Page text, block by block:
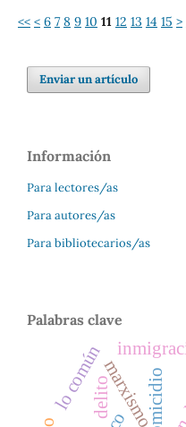
<< < 6 7 8 9 10 11 12 13 14 15 >
Enviar un artículo
Información
Para lectores/as
Para autores/as
Para bibliotecarios/as
Palabras clave
marxismo
homicidio
delito
lo común